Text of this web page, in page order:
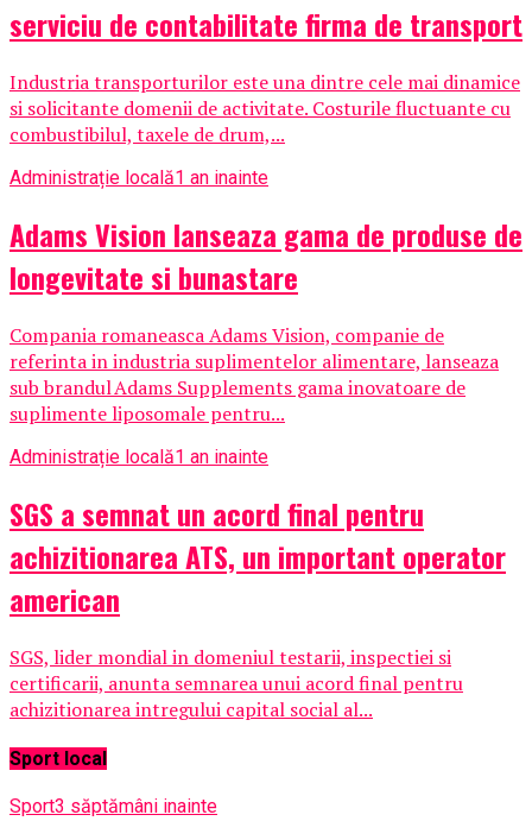
serviciu de contabilitate firma de transport
Industria transporturilor este una dintre cele mai dinamice
si solicitante domenii de activitate. Costurile fluctuante cu
combustibilul, taxele de drum,...
Administrație locală1 an inainte
Adams Vision lanseaza gama de produse de
longevitate si bunastare
Compania romaneasca Adams Vision, companie de
referinta in industria suplimentelor alimentare, lanseaza
sub brandul Adams Supplements gama inovatoare de
suplimente liposomale pentru...
Administrație locală1 an inainte
SGS a semnat un acord final pentru
achizitionarea ATS, un important operator
american
SGS, lider mondial in domeniul testarii, inspectiei si
certificarii, anunta semnarea unui acord final pentru
achizitionarea intregului capital social al...
Sport local
Sport3 săptămâni inainte